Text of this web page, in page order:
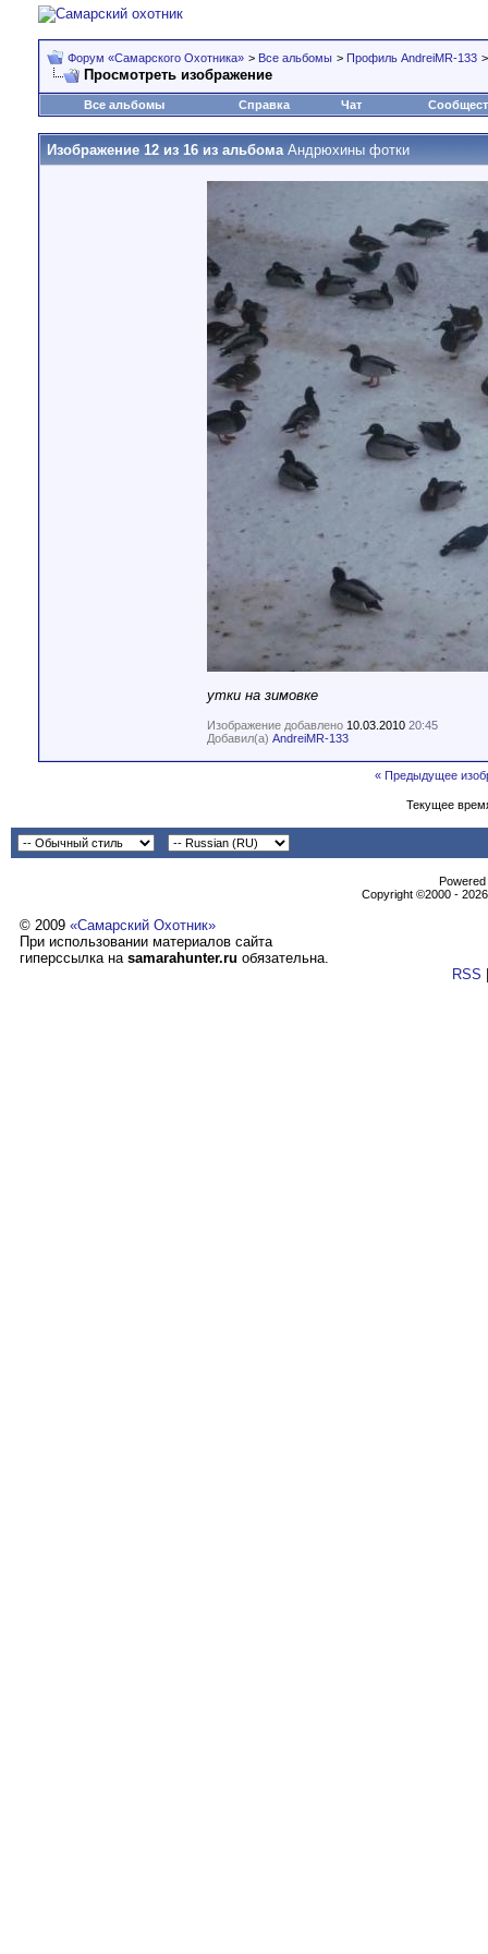
Форум «Самарского Охотника» > Все альбомы > Профиль AndreiMR-133
Просмотреть изображение
Все альбомы Справка Чат
Изображение 12 из 16 из альбома Андрюхины фотки
утки на зимовке
Изображение добавлено 10.03.2010 20:45
Добавил(а) AndreiMR-133
« Предыдущее
Текущее
Copyright ©2000 -
© 2009 «Самарский Охотник»
При использовании материалов сайта
гиперссылка на samarahunter.ru обязательна.
RSS